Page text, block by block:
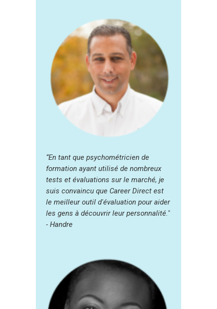
“En tant que psychométricien de
formation ayant utilisé de nombreux
tests et évaluations sur le marché, je
suis convaincu que Career Direct est
le meilleur outil d'évaluation pour aider
les gens à découvrir leur personnalité."
- Handre